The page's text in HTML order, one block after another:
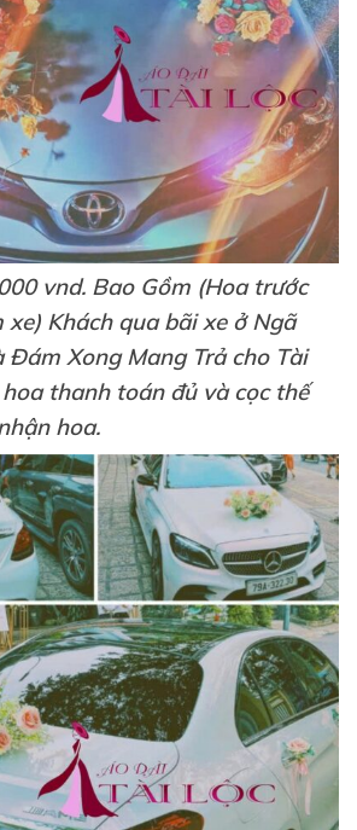
vnd. Bao Gồm (Hoa trước
Khách qua bãi xe ở Ngã
Đám Xong Mang Trả cho Tài
hoa thanh toán đủ và cọc thế
hoa.